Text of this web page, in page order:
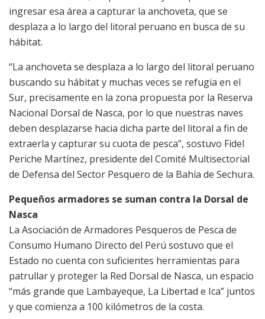
ingresar esa área a capturar la anchoveta, que se
desplaza a lo largo del litoral peruano en busca de su
hábitat.
“La anchoveta se desplaza a lo largo del litoral peruano
buscando su hábitat y muchas veces se refugia en el
Sur, precisamente en la zona propuesta por la Reserva
Nacional Dorsal de Nasca, por lo que nuestras naves
deben desplazarse hacia dicha parte del litoral a fin de
extraerla y capturar su cuota de pesca”, sostuvo Fidel
Periche Martínez, presidente del Comité Multisectorial
de Defensa del Sector Pesquero de la Bahía de Sechura.
Pequeños armadores se suman contra la Dorsal de
Nasca
La Asociación de Armadores Pesqueros de Pesca de
Consumo Humano Directo del Perú sostuvo que el
Estado no cuenta con suficientes herramientas para
patrullar y proteger la Red Dorsal de Nasca, un espacio
“más grande que Lambayeque, La Libertad e Ica” juntos
y que comienza a 100 kilómetros de la costa.